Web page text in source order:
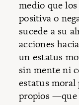
medio que
positiva o
sucede a su
acciones
un estatus
sin mente ni
estatus moral
propios —que